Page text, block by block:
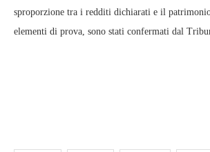
sproporzione tra i redditi dichiarati e il
elementi di prova, sono stati confermati dal